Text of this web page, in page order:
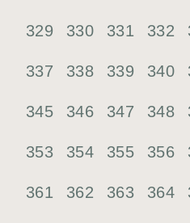
329 330 331 332
337 338 339 340
345 346 347 348
353 354 355 356
361 362 363 364